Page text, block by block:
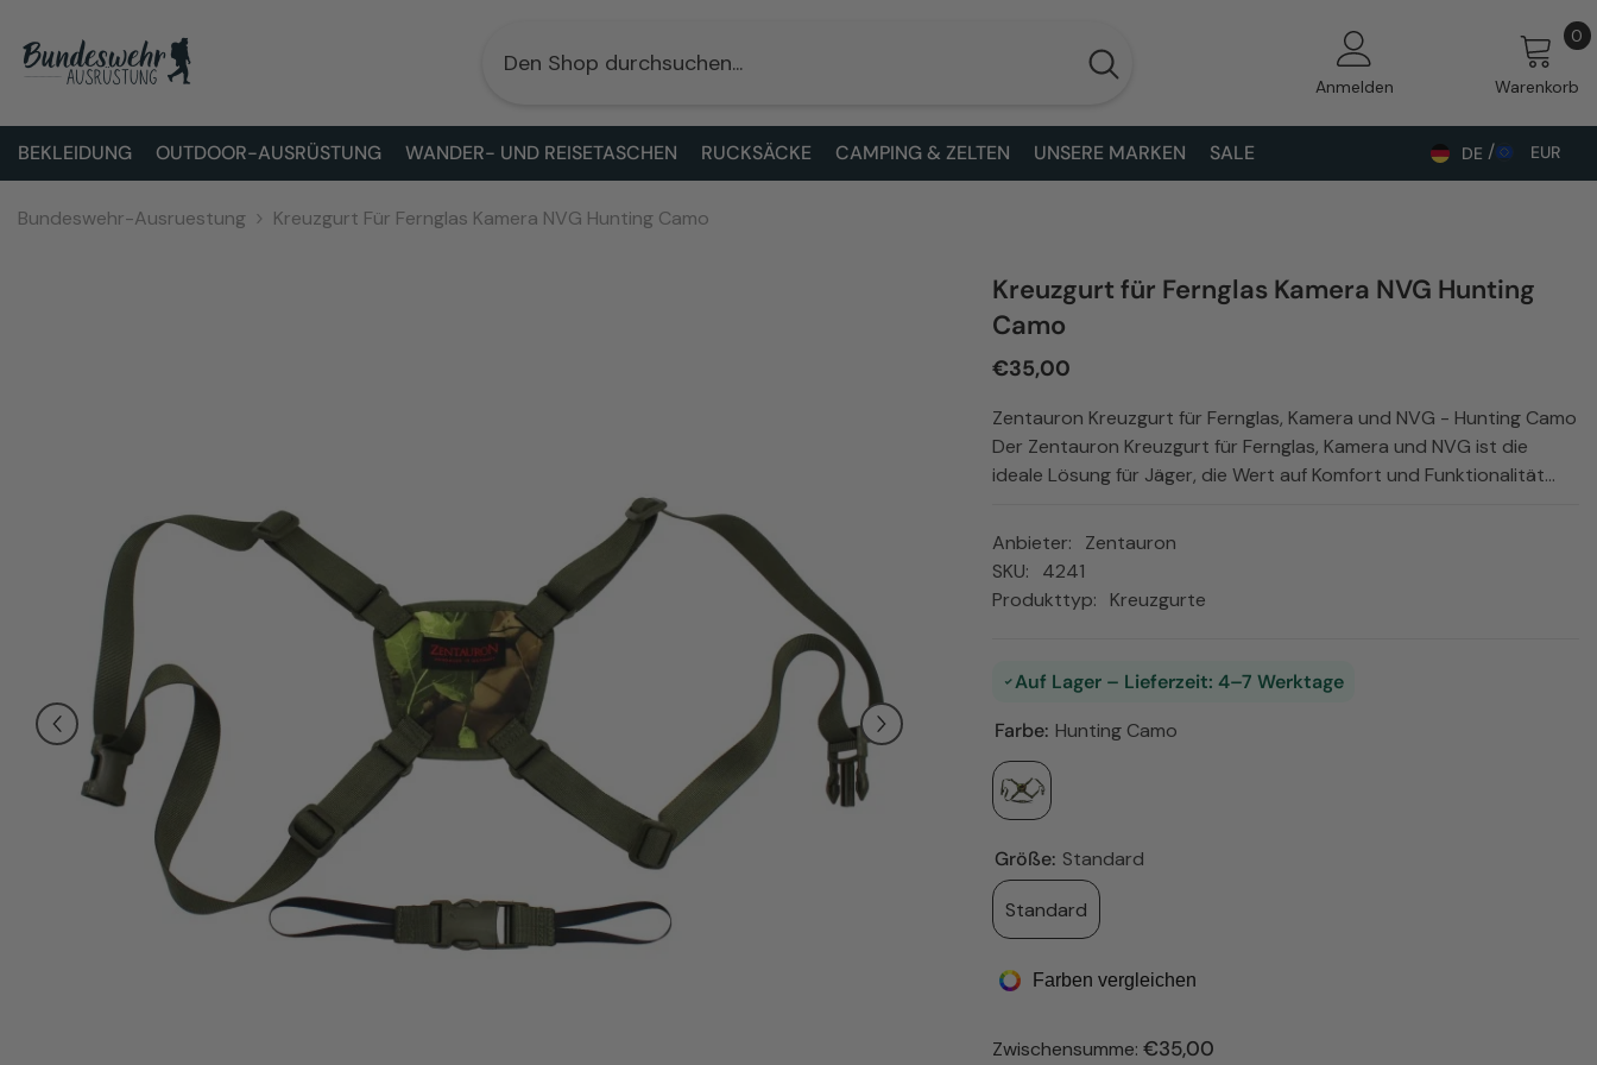
Anmelden Warenkorb
0 0
BEKLEIDUNG OUTDOOR-AUSRÜSTUNG WANDER- UND REISETASCHEN RUCKSÄCKE CAMPING & ZELTEN UNSERE MARKEN SALE DE
DE
UK
EUR
ALL
EUR
GBP
Bundeswehr-Ausruestung Kreuzgurt Für Fernglas Kamera NVG Hunting Camo
Kreuzgurt für Fernglas Kamera NVG Hunting
Camo
€35,00
Zentauron Kreuzgurt für Fernglas, Kamera und NVG - Hunting Camo
Der Zentauron Kreuzgurt für Fernglas, Kamera und NVG ist die
ideale Lösung für Jäger, die Wert auf Komfort und Funktionalität...
Anbieter:
Zentauron
SKU:
4241
Produkttyp:
Kreuzgurte
Auf Lager – Lieferzeit: 4–7 Werktage
Farbe: Hunting Camo
Größe: Standard
Standard
Farben vergleichen
Zwischensumme: €35,00